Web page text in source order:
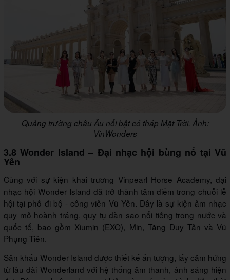
Quảng trường châu Âu nổi bật có tháp Mặt Trời. Ảnh:
VinWonders
3.8 Wonder Island – Đại nhạc hội bùng nổ tại Vũ
Yên
Cùng với sự kiện khai trương Vinpearl Horse Academy, đại
nhạc hội Wonder Island đã trở thành tâm điểm trong chuỗi lễ
hội tại phố đi bộ - công viên Vũ Yên. Đây là sự kiện âm nhạc
quy mô hoành tráng, quy tụ dàn sao nổi tiếng trong nước và
quốc tế, bao gồm Xiumin (EXO), Min, Tăng Duy Tân và Vũ
Phụng Tiên.
Sân khấu Wonder Island được thiết kế ấn tượng, lấy cảm hứng
từ lâu đài Wonderland với hệ thống âm thanh, ánh sáng hiện